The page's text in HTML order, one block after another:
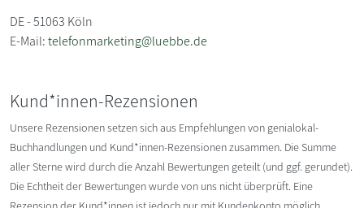
DE - 51063 Köln
E-Mail:telefonmarketing@luebbe.de
Kund*innen-Rezensionen
Unsere Rezensionen setzen sich aus Empfehlungen von genialokal-
Buchhandlungen und Kund*innen-Rezensionen zusammen. Die Summe
aller Sterne wird durch die Anzahl Bewertungen geteilt (und ggf. gerundet).
Die Echtheit der Bewertungen wurde von uns nicht überprüft. Eine